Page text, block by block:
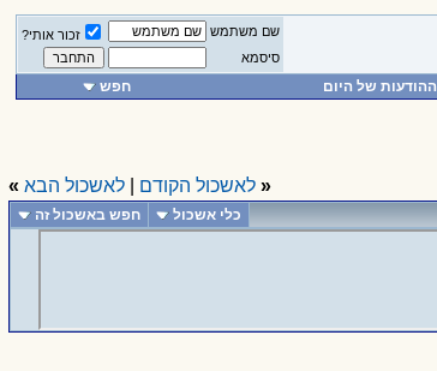
שם משתמש
זכור אותי?
סיסמא
ההודעות של היום חפש
« לאשכול הקודם לאשכול הבא »
כלי אשכול חפש באשכול זה